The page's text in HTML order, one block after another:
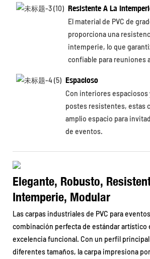
Resistente A La
El material de PVC de
proporciona una
intemperie, lo que
confiable para reuniones
Espacioso
Con interiores espaciosos
postes resistentes, estas
amplio espacio para
de eventos.
Elegante, Robusto,
Intemperie, Modular
Las carpas industriales de PVC para
combinación perfecta de estándar artístico
excelencia funcional. Con un perfil principal
diferentes tamaños, la carpa impresiona